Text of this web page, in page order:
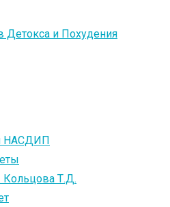
НАСДИП
Т.Д.